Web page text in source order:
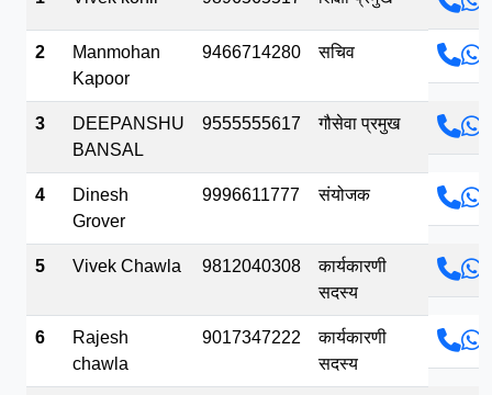
2
Manmohan
Kapoor
9466714280 सचिव
3
DEEPANSHU
BANSAL
9555555617 गौसेवा प्रमुख
4
Dinesh
Grover
9996611777 संयोजक
5 Vivek Chawla 9812040308
कार्यकारणी
सदस्य
6
Rajesh
chawla
9017347222
कार्यकारणी
सदस्य